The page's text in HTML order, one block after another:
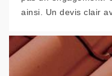
ainsi. Un devis clair